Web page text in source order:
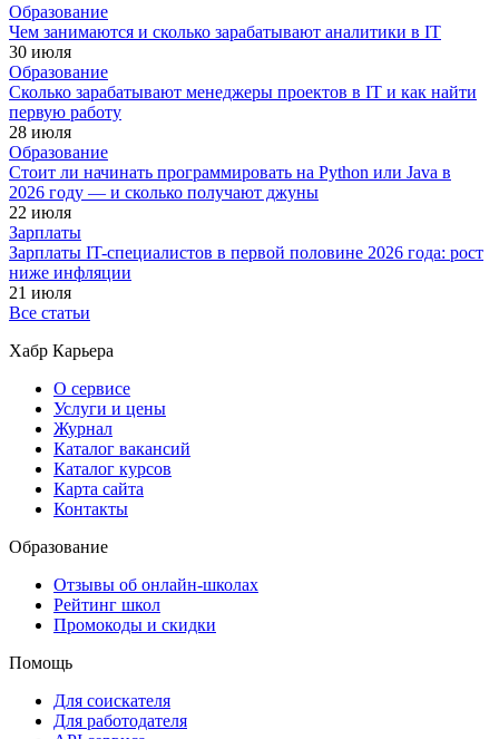
Образование
Чем занимаются и сколько зарабатывают аналитики в IT
30 июля
Образование
Сколько зарабатывают менеджеры проектов в IT и как найти
первую работу
28 июля
Образование
Стоит ли начинать программировать на Python или Java в
2026 году — и сколько получают джуны
22 июля
Зарплаты
Зарплаты IT-специалистов в первой половине 2026 года: рост
ниже инфляции
21 июля
Все статьи
Хабр Карьера
О сервисе
Услуги и цены
Журнал
Каталог вакансий
Каталог курсов
Карта сайта
Контакты
Образование
Отзывы об онлайн-школах
Рейтинг школ
Промокоды и скидки
Помощь
Для соискателя
Для работодателя